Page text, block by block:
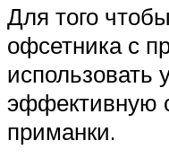
Для того
офсетника с
использовать
эффективную
приманки.